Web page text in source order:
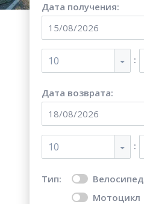
Дата получения:
10 :
Дата возврата:
10 :
Тип: Велосипед
Мотоцикл